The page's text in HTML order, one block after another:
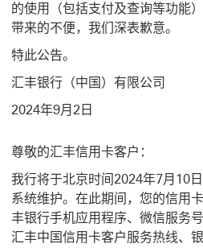
的使用（包括支付及查询等功能
带来的不便，我们深表歉意。
特此公告。
汇丰银行（中国）有限公司
2024年9月2日
尊敬的汇丰信用卡客户：
我行将于北京时间2024年7月10
系统维护。在此期间，您的信用
丰银行手机应用程序、微信服务
汇丰中国信用卡客户服务热线、